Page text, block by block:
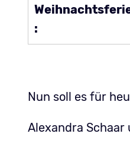
:
Nun soll es für
Alexandra Schaar